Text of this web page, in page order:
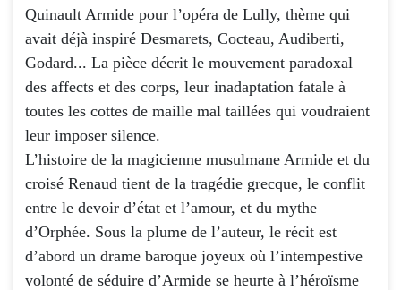
Quinault Armide pour l’opéra de Lully, thème qui
avait déjà inspiré Desmarets, Cocteau, Audiberti,
Godard... La pièce décrit le mouvement paradoxal
des affects et des corps, leur inadaptation fatale à
toutes les cottes de maille mal taillées qui voudraient
leur imposer silence.
L’histoire de la magicienne musulmane Armide et du
croisé Renaud tient de la tragédie grecque, le conflit
entre le devoir d’état et l’amour, et du mythe
d’Orphée. Sous la plume de l’auteur, le récit est
d’abord un drame baroque joyeux où l’intempestive
volonté de séduire d’Armide se heurte à l’héroïsme